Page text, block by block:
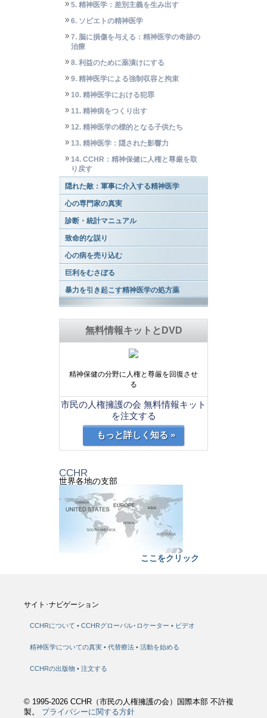
5. 精神医学：差別主義を生み出す
6. ソビエトの精神医学
7. 脳に損傷を与える：精神医学の奇跡の
治療
8. 利益のために薬漬けにする
9. 精神医学による強制収容と拘束
10. 精神医学における犯罪
11. 精神病をつくり出す
12. 精神医学の標的となる子供たち
13. 精神医学：隠された影響力
14. CCHR：精神保健に人権と尊厳を取
り戻す
隠れた敵：軍事に介入する精神医学
心の専門家の真実
診断・統計マニュアル
致命的な誤り
心の病を売り込む
巨利をむさぼる
暴力を引き起こす精神医学の処方薬
無料情報キットとDVD
精神保健の分野に人権と尊厳を回復させ
る
市民の人権擁護の会 無料情報キット
を注文する
もっと詳しく知る »
CCHR
世界各地の支部
ここをクリック
サイト･ナビゲーション
CCHRについて CCHRグローバル･ロケーター ビデオ
精神医学についての真実 代替療法 活動を始める
CCHRの出版物 注文する
© 1995-2026 CCHR（市民の人権擁護の会）国際本部 不許複
製。 プライバシーに関する方針